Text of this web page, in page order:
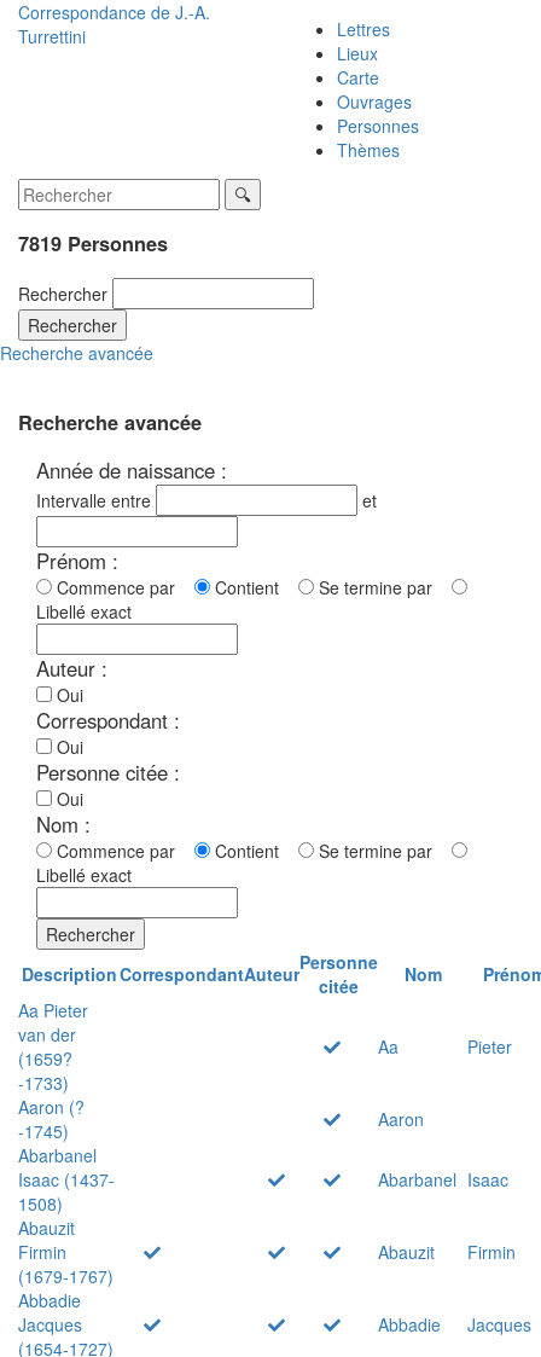
Correspondance de J.-A.
Turrettini
Lettres
Lieux
Carte
Ouvrages
Personnes
Thèmes
7819 Personnes
Rechercher
Rechercher
Recherche avancée
Recherche avancée
Année de naissance :
Intervalle entre et
Prénom :
Commence par Contient
Se termine par
Libellé exact
Auteur :
Oui
Correspondant :
Oui
Personne citée :
Oui
Nom :
Commence par Contient
Se termine par
Libellé exact
Rechercher
DescriptionCorrespondantAuteurPersonne
citée
Nom
Aa Pieter
van der
(1659?
-1733)
Aa Pieter
Aaron (?
-1745)
Aaron
Abarbanel
Isaac (1437-
1508)
Abarbanel Isaac
Abauzit
Firmin
(1679-1767)
Abauzit
Firmin
Abbadie
Jacques
(1654-1727)
Abbadie
Jacques